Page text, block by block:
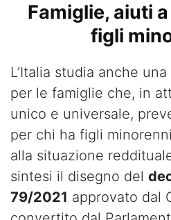
Famiglie, aiuti
figli
L’Italia studia anche
per le famiglie che, in
unico e universale,
per chi ha figli
alla situazione
sintesi il disegno del
79/2021 approvato dal